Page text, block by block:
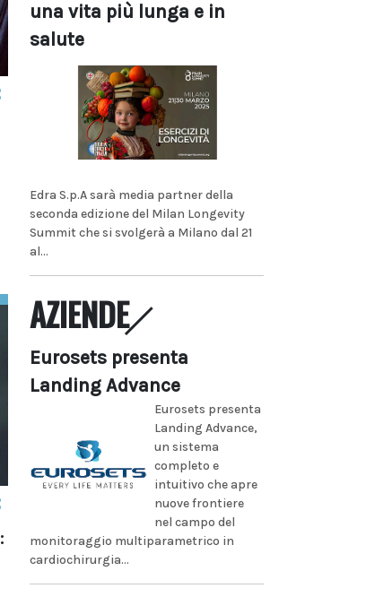
una vita più lunga e in
salute
Edra S.p.A sarà media partner della
seconda edizione del Milan Longevity
Summit che si svolgerà a Milano dal 21
al...
AZIENDE
Eurosets presenta
Landing Advance
Eurosets presenta
Landing Advance,
un sistema
completo e
intuitivo che apre
nuove frontiere
nel campo del
monitoraggio multiparametrico in
cardiochirurgia...